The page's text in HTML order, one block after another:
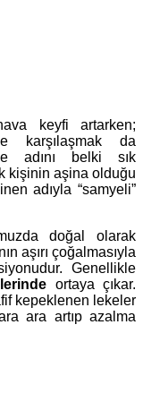
keyfi artarken;
karşılaşmak da
adını belki sık
kişinin aşina olduğu
adıyla “samyeli”
doğal olarak
aşırı çoğalmasıyla
Genellikle
ortaya çıkar.
kepeklenen lekeler
ara artıp azalma